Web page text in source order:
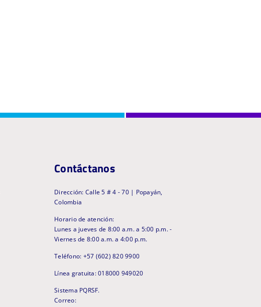
Contáctanos
Dirección: Calle 5 # 4 - 70 | Popayán,
Colombia
Horario de atención:
Lunes a jueves de 8:00 a.m. a 5:00 p.m. -
Viernes de 8:00 a.m. a 4:00 p.m.
Teléfono: +57 (602) 820 9900
Línea gratuita: 018000 949020
Sistema PQRSF.
Correo: